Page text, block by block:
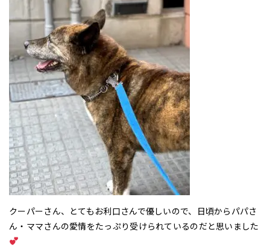
クーパーさん、とてもお利口さんで優しいので、日頃からパパさ
ん・ママさんの愛情をたっぷり受けられているのだと思いました